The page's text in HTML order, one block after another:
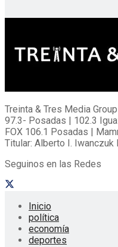
Treinta & Tres Media Group
97.3- Posadas | 102.3
FOX 106.1 Posadas |
Titular: Alberto I. Iwanczuk
Seguinos en las Redes
Inicio
política
economía
deportes